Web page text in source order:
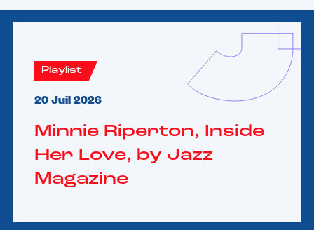
Playlist
20 Juil 2026
Minnie Riperton, Inside
Her Love, by Jazz
Magazine